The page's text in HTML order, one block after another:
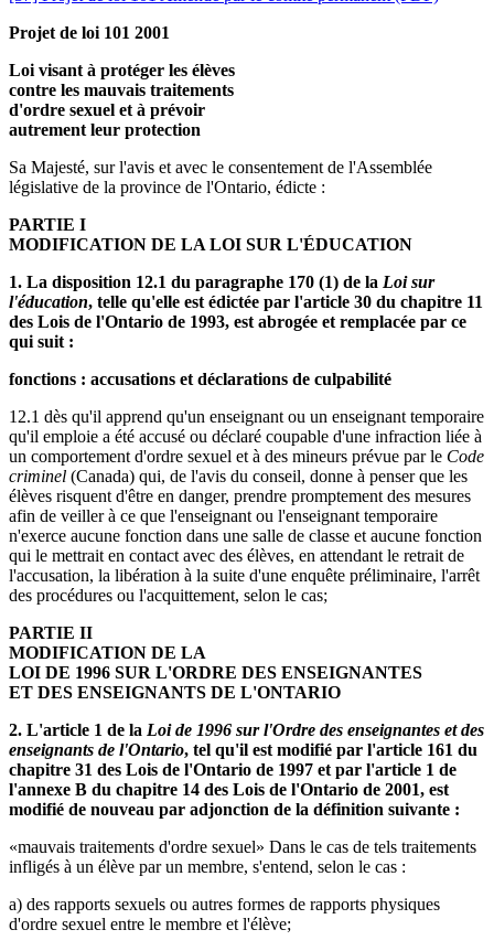
Projet de loi 101 2001
Loi visant à protéger les élèves
contre les mauvais traitements
d'ordre sexuel et à prévoir
autrement leur protection
Sa Majesté, sur l'avis et avec le consentement de l'Assemblée
législative de la province de l'Ontario, édicte :
PARTIE I
MODIFICATION DE LA LOI SUR L'ÉDUCATION
1. La disposition 12.1 du paragraphe 170 (1) de la Loi sur
l'éducation, telle qu'elle est édictée par l'article 30 du chapitre 11
des Lois de l'Ontario de 1993, est abrogée et remplacée par ce
qui suit :
fonctions : accusations et déclarations de culpabilité
12.1 dès qu'il apprend qu'un enseignant ou un enseignant temporaire
qu'il emploie a été accusé ou déclaré coupable d'une infraction liée à
un comportement d'ordre sexuel et à des mineurs prévue par le Code
criminel (Canada) qui, de l'avis du conseil, donne à penser que les
élèves risquent d'être en danger, prendre promptement des mesures
afin de veiller à ce que l'enseignant ou l'enseignant temporaire
n'exerce aucune fonction dans une salle de classe et aucune fonction
qui le mettrait en contact avec des élèves, en attendant le retrait de
l'accusation, la libération à la suite d'une enquête préliminaire, l'arrêt
des procédures ou l'acquittement, selon le cas;
PARTIE II
MODIFICATION DE LA
LOI DE 1996 SUR L'ORDRE DES ENSEIGNANTES
ET DES ENSEIGNANTS DE L'ONTARIO
2. L'article 1 de la Loi de 1996 sur l'Ordre des enseignantes et des
enseignants de l'Ontario, tel qu'il est modifié par l'article 161 du
chapitre 31 des Lois de l'Ontario de 1997 et par l'article 1 de
l'annexe B du chapitre 14 des Lois de l'Ontario de 2001, est
modifié de nouveau par adjonction de la définition suivante :
«mauvais traitements d'ordre sexuel» Dans le cas de tels traitements
infligés à un élève par un membre, s'entend, selon le cas :
a) des rapports sexuels ou autres formes de rapports physiques
d'ordre sexuel entre le membre et l'élève;